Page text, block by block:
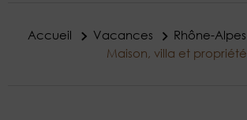
Accueil Vacances Rhône-Alpes
Maison, villa et propriété